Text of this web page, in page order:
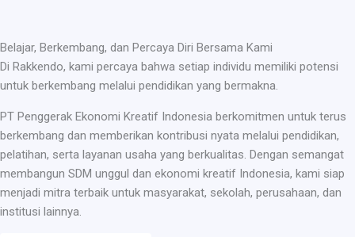
Belajar, Berkembang, dan Percaya Diri Bersama Kami
Di Rakkendo, kami percaya bahwa setiap individu memiliki potensi
untuk berkembang melalui pendidikan yang bermakna.
PT Penggerak Ekonomi Kreatif Indonesia berkomitmen untuk terus
berkembang dan memberikan kontribusi nyata melalui pendidikan,
pelatihan, serta layanan usaha yang berkualitas. Dengan semangat
membangun SDM unggul dan ekonomi kreatif Indonesia, kami siap
menjadi mitra terbaik untuk masyarakat, sekolah, perusahaan, dan
institusi lainnya.